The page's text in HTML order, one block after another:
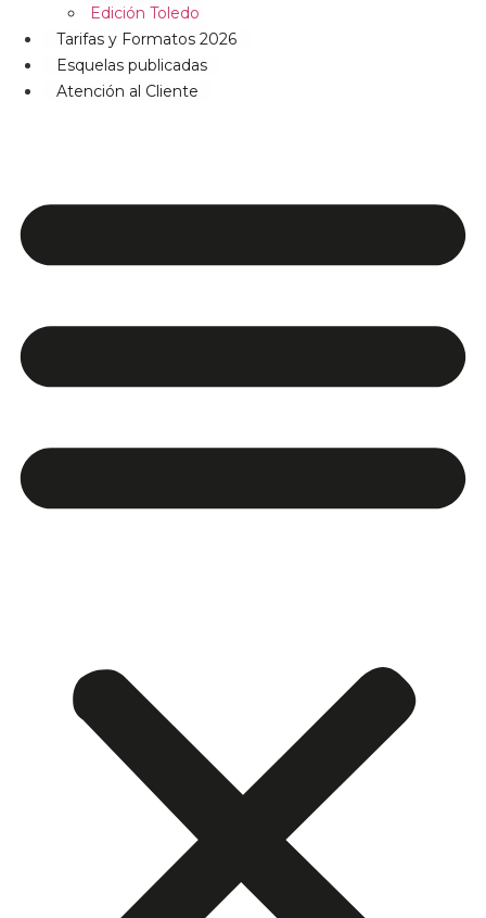
Edición Toledo
Tarifas y Formatos 2026
Esquelas publicadas
Atención al Cliente